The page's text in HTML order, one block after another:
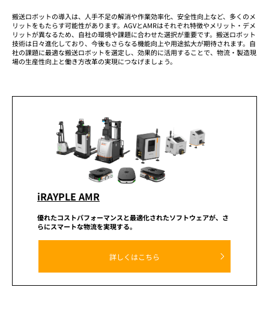
搬送ロボットの導入は、人手不足の解消や作業効率化、安全性向上など、多くのメ
リットをもたらす可能性があります。AGVとAMRはそれぞれ特徴やメリット・デメ
リットが異なるため、自社の環境や課題に合わせた選択が重要です。搬送ロボット
技術は日々進化しており、今後もさらなる機能向上や用途拡大が期待されます。自
社の課題に最適な搬送ロボットを選定し、効果的に活用することで、物流・製造現
場の生産性向上と働き方改革の実現につなげましょう。
iRAYPLE AMR
優れたコストパフォーマンスと最適化されたソフトウェアが、 さ
らにスマートな物流を実現する。
詳しくはこちら